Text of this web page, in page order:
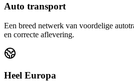
Auto transport
Een breed netwerk van voordelige
en correcte aflevering.
Heel Europa